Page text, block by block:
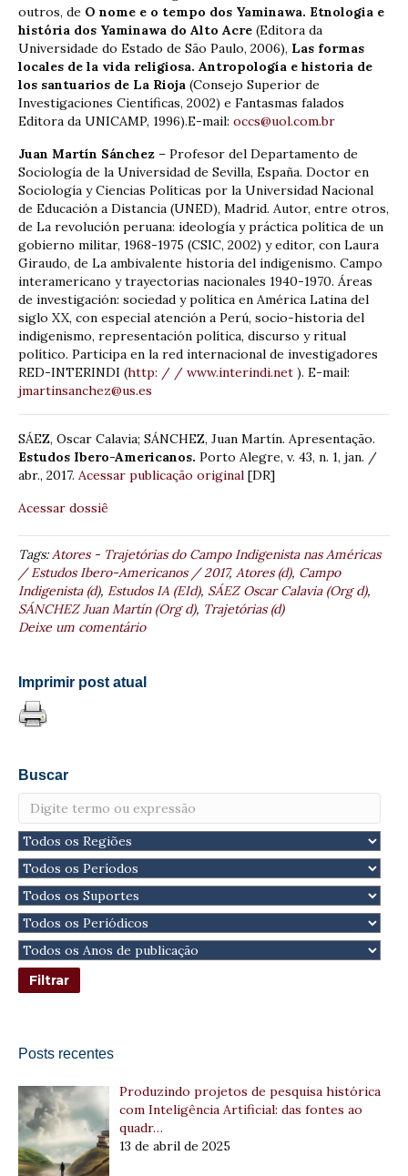
outros, de O nome e o tempo dos Yaminawa. Etnologia e
história dos Yaminawa do Alto Acre (Editora da
Universidade do Estado de São Paulo, 2006), Las formas
locales de la vida religiosa. Antropología e historia de
los santuarios de La Rioja (Consejo Superior de
Investigaciones Científicas, 2002) e Fantasmas falados
Editora da UNICAMP, 1996).E-mail: occs@uol.com.br
Juan Martín Sánchez – Profesor del Departamento de
Sociología de la Universidad de Sevilla, España. Doctor en
Sociología y Ciencias Políticas por la Universidad Nacional
de Educación a Distancia (UNED), Madrid. Autor, entre otros,
de La revolución peruana: ideología y práctica política de un
gobierno militar, 1968-1975 (CSIC, 2002) y editor, con Laura
Giraudo, de La ambivalente historia del indigenismo. Campo
interamericano y trayectorias nacionales 1940-1970. Áreas
de investigación: sociedad y política en América Latina del
siglo XX, con especial atención a Perú, socio-historia del
indigenismo, representación política, discurso y ritual
político. Participa en la red internacional de investigadores
RED-INTERINDI (http: / / www.interindi.net ). E-mail:
jmartinsanchez@us.es
SÁEZ, Oscar Calavia; SÁNCHEZ, Juan Martín. Apresentação.
Estudos Ibero-Americanos. Porto Alegre, v. 43, n. 1, jan. /
abr., 2017. Acessar publicação original [DR]
Acessar dossiê
Tags:Atores - Trajetórias do Campo Indigenista nas Américas
/ Estudos Ibero-Americanos / 2017, Atores (d), Campo
Indigenista (d), Estudos IA (EId), SÁEZ Oscar Calavia (Org d),
SÁNCHEZ Juan Martín (Org d), Trajetórias (d)
Deixe um comentário
Imprimir post atual
Buscar
Posts recentes
Produzindo projetos de pesquisa histórica
com Inteligência Artificial: das fontes ao
quadr…
13 de abril de 2025